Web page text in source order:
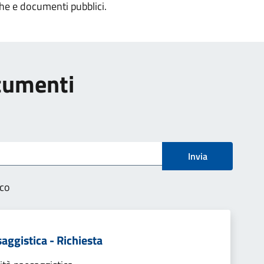
e documenti pubblici.
Invia
- Richiesta